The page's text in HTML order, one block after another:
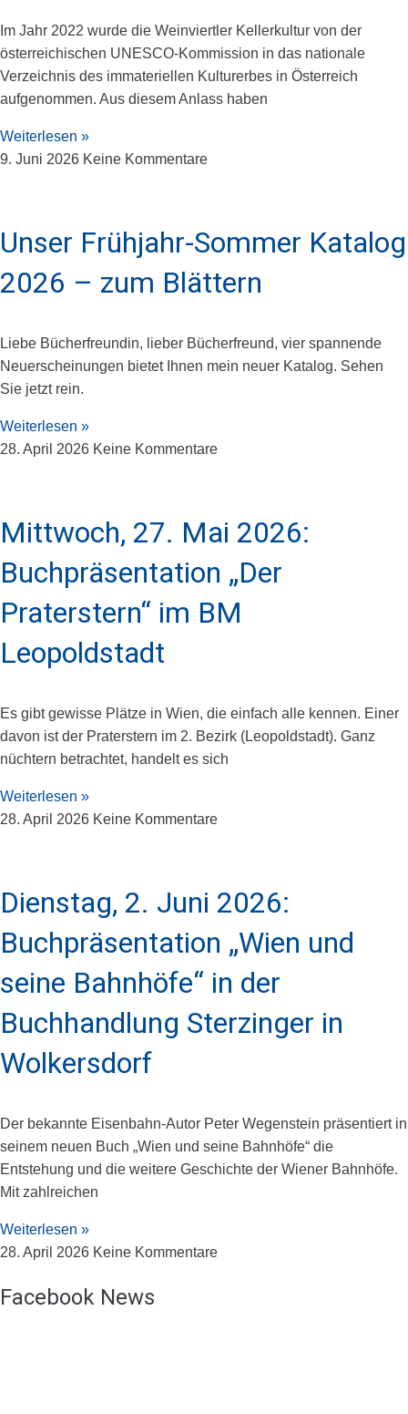
Im Jahr 2022 wurde die Weinviertler Kellerkultur von der
österreichischen UNESCO-Kommission in das nationale
Verzeichnis des immateriellen Kulturerbes in Österreich
aufgenommen. Aus diesem Anlass haben
Weiterlesen »
9. Juni 2026 Keine Kommentare
Unser Frühjahr-Sommer Katalog
2026 – zum Blättern
Liebe Bücherfreundin, lieber Bücherfreund, vier spannende
Neuerscheinungen bietet Ihnen mein neuer Katalog. Sehen
Sie jetzt rein.
Weiterlesen »
28. April 2026 Keine Kommentare
Mittwoch, 27. Mai 2026:
Buchpräsentation „Der
Praterstern“ im BM
Leopoldstadt
Es gibt gewisse Plätze in Wien, die einfach alle kennen. Einer
davon ist der Praterstern im 2. Bezirk (Leopoldstadt). Ganz
nüchtern betrachtet, handelt es sich
Weiterlesen »
28. April 2026 Keine Kommentare
Dienstag, 2. Juni 2026:
Buchpräsentation „Wien und
seine Bahnhöfe“ in der
Buchhandlung Sterzinger in
Wolkersdorf
Der bekannte Eisenbahn-Autor Peter Wegenstein präsentiert in
seinem neuen Buch „Wien und seine Bahnhöfe“ die
Entstehung und die weitere Geschichte der Wiener Bahnhöfe.
Mit zahlreichen
Weiterlesen »
28. April 2026 Keine Kommentare
Facebook News